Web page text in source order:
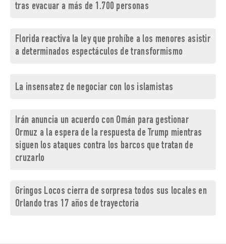
tras evacuar a más de 1.700 personas
Florida reactiva la ley que prohíbe a los menores asistir
a determinados espectáculos de transformismo
La insensatez de negociar con los islamistas
Irán anuncia un acuerdo con Omán para gestionar
Ormuz a la espera de la respuesta de Trump mientras
siguen los ataques contra los barcos que tratan de
cruzarlo
Gringos Locos cierra de sorpresa todos sus locales en
Orlando tras 17 años de trayectoria